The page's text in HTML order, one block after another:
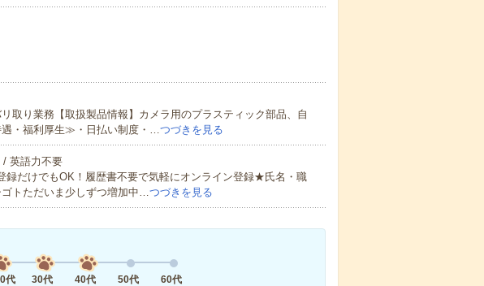
取り業務【取扱製品情報】カメラ用のプラスティック部品、自
・福利厚生≫・日払い制度・…つづきを見る
英語力不要
だけでもOK！履歴書不要で気軽にオンライン登録★氏名・職
トただいま少しずつ増加中…つづきを見る
代
30代 40代 50代 60代